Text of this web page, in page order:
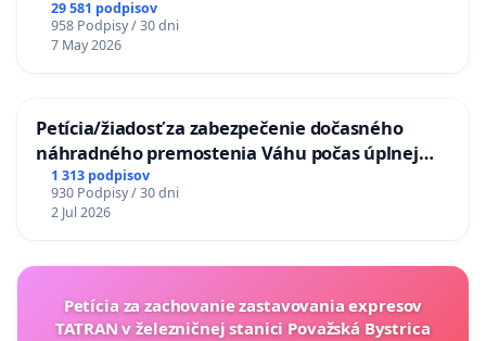
29 581 podpisov
958 Podpisy / 30 dni
7 May 2026
Petícia/žiadosť za zabezpečenie dočasného
náhradného premostenia Váhu počas úplnej
uzávery Vážskeho mosta v Komárne
1 313 podpisov
930 Podpisy / 30 dni
2 Jul 2026
Petícia za zachovanie zastavovania expresov
TATRAN v železničnej stanici Považská Bystrica